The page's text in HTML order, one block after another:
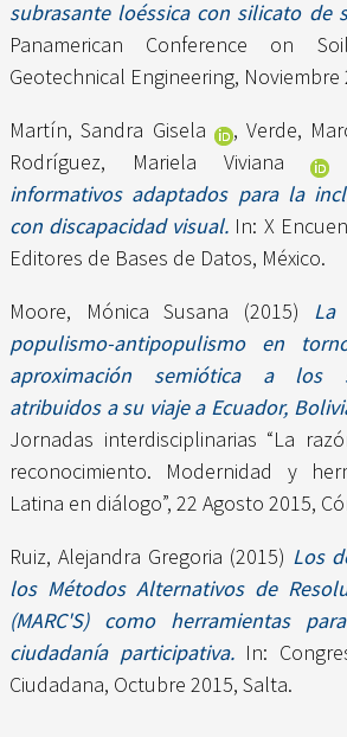
subrasante loéssica con silicato de
Panamerican Conference on
Geotechnical Engineering, Noviembre
Martín, Sandra Gisela
, Verde,
Rodríguez, Mariela Viviana
informativos adaptados para la
con discapacidad visual. In: X
Editores de Bases de Datos, México.
Moore, Mónica Susana (2015) La
populismo-antipopulismo en
aproximación semiótica a los
atribuidos a su viaje a Ecuador,
Jornadas interdisciplinarias “La
reconocimiento. Modernidad y
Latina en diálogo”, 22 Agosto 2015,
Ruiz, Alejandra Gregoria (2015) Los
los Métodos Alternativos de
(MARC'S) como herramientas
ciudadanía participativa.In:
Ciudadana, Octubre 2015, Salta.